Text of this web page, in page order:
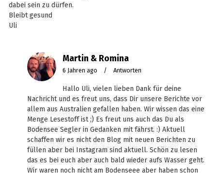
dabei sein zu dürfen.
Bleibt gesund
Uli
Martin & Romina
6 Jahren ago / Antworten
Hallo Uli, vielen lieben Dank für deine
Nachricht und es freut uns, dass Dir unsere Berichte vor
allem aus Australien gefallen haben. Wir wissen das eine
Menge Lesestoff ist ;) Es freut uns auch das Du als
Bodensee Segler in Gedanken mit fährst. :) Aktuell
schaffen wir es nicht den Blog mit neuen Berichten zu
füllen aber bei Instagram sind aktuell. Schön zu lesen
das es bei euch aber auch bald wieder aufs Wasser geht.
Wir waren noch nicht am Bodenseee aber haben schon